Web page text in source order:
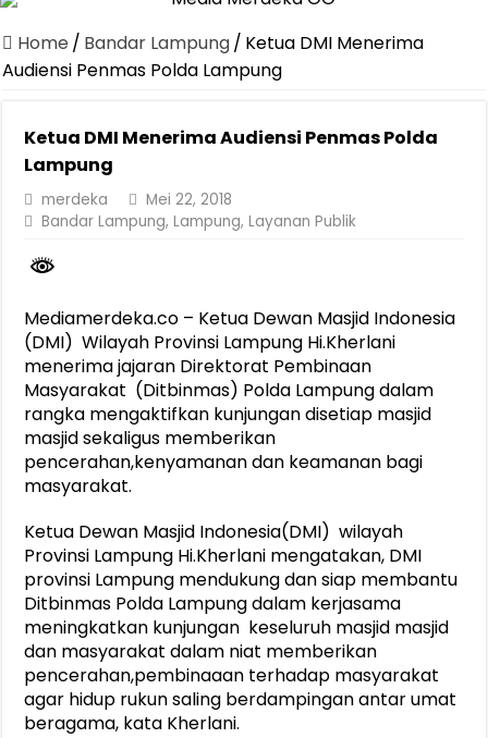
Canangkan Desa TAPIS dan Luncurkan Sekolah Lansia di
Pemprov Lampung Berhasil Kendalikan Inflasi, Jadi Provinsi
Dirut Jasa Raharja Dampingi Wamenhub Tinjau Penanganan
Pastikan Pelayanan Maksimal, Direksi Jasa Raharja Tinjau Korban
Dirut Jasa Raharja Dampingi Wamenhub Tinjau Penanganan
Purnama Wulan Sari Mirza Buka SiSeSa Roadshow Lampung
Home / Bandar Lampung/ Ketua DMI Menerima
Audiensi Penmas Polda Lampung
Ketua DMI Menerima Audiensi Penmas Polda
Lampung
merdeka
Mei 22, 2018
Bandar Lampung,Lampung,Layanan Publik
Mediamerdeka.co – Ketua Dewan Masjid Indonesia
(DMI) Wilayah Provinsi Lampung Hi.Kherlani
menerima jajaran Direktorat Pembinaan
Masyarakat (Ditbinmas) Polda Lampung dalam
rangka mengaktifkan kunjungan disetiap masjid
masjid sekaligus memberikan
pencerahan,kenyamanan dan keamanan bagi
masyarakat.
Ketua Dewan Masjid Indonesia(DMI) wilayah
Provinsi Lampung Hi.Kherlani mengatakan, DMI
provinsi Lampung mendukung dan siap membantu
Ditbinmas Polda Lampung dalam kerjasama
meningkatkan kunjungan keseluruh masjid masjid
dan masyarakat dalam niat memberikan
pencerahan,pembinaaan terhadap masyarakat
agar hidup rukun saling berdampingan antar umat
beragama, kata Kherlani.